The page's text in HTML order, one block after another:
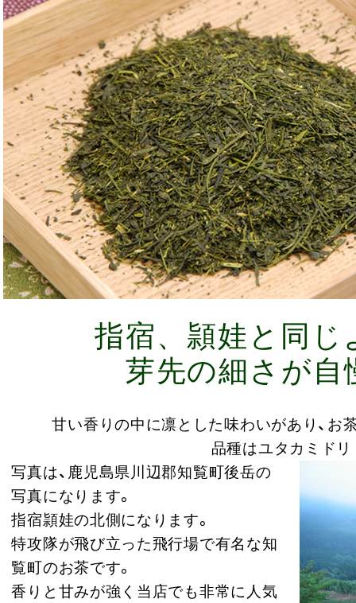
指宿、頴娃と同じ
芽先の細さが自
甘い香りの中に凛とした味わいがあり、お
品種はユタカミドリ
写真は、鹿児島県川辺郡知覧町後岳の
写真になります。
指宿頴娃の北側になります。
特攻隊が飛び立った飛行場で有名な知
覧町のお茶です。
香りと甘みが強く当店でも非常に人気